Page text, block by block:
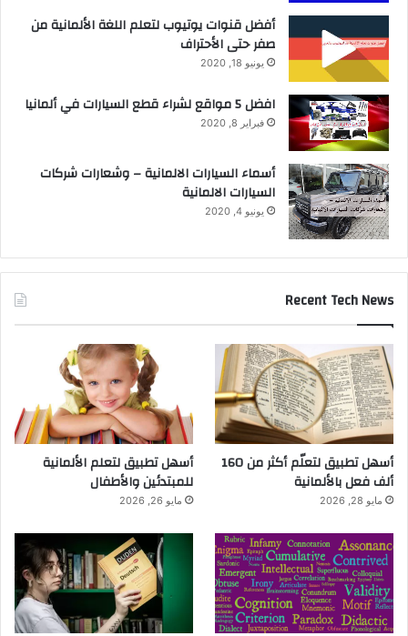
أفضل قنوات يوتيوب لتعلم اللغة الألمانية من
صفر حتى الأحتراف
يونيو 18, 2020
افضل 5 مواقع لشراء قطع السيارات في ألمانيا
فبراير 8, 2020
أسماء السيارات الالمانية – وشعارات شركات
السيارات الالمانية
يونيو 4, 2020
Recent Tech News
أسهل تطبيق لتعلّم أكثر من 160
ألف فعل بالألمانية
مايو 28, 2026
أسهل تطبيق لتعلم الألمانية
للمبتدئين والأطفال
مايو 26, 2026